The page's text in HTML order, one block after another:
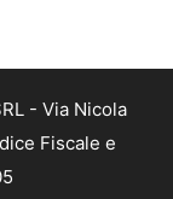
- Via Nicola
Fiscale e